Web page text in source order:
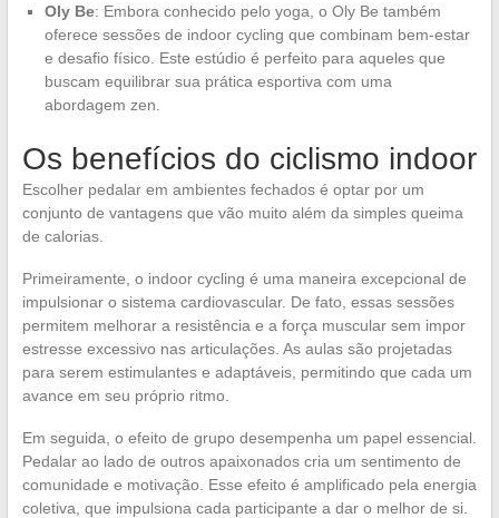
Oly Be: Embora conhecido pelo yoga, o Oly Be também
oferece sessões de indoor cycling que combinam bem-estar
e desafio físico. Este estúdio é perfeito para aqueles que
buscam equilibrar sua prática esportiva com uma
abordagem zen.
Os benefícios do ciclismo indoor
Escolher pedalar em ambientes fechados é optar por um
conjunto de vantagens que vão muito além da simples queima
de calorias.
Primeiramente, o indoor cycling é uma maneira excepcional de
impulsionar o sistema cardiovascular. De fato, essas sessões
permitem melhorar a resistência e a força muscular sem impor
estresse excessivo nas articulações. As aulas são projetadas
para serem estimulantes e adaptáveis, permitindo que cada um
avance em seu próprio ritmo.
Em seguida, o efeito de grupo desempenha um papel essencial.
Pedalar ao lado de outros apaixonados cria um sentimento de
comunidade e motivação. Esse efeito é amplificado pela energia
coletiva, que impulsiona cada participante a dar o melhor de si.